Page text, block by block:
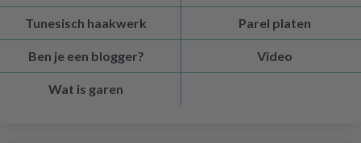
Tunesisch haakwerk Parel platen
Ben je een blogger? Video
Wat is garen